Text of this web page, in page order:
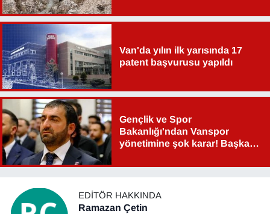
Van'da yılın ilk yarısında 17
patent başvurusu yapıldı
Gençlik ve Spor
Bakanlığı'ndan Vanspor
yönetimine şok karar! Başkan
EDITÖR HAKKINDA
Ramazan Çetin